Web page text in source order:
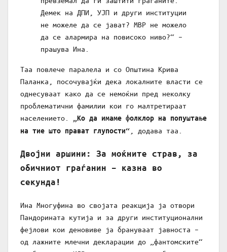
Демек на ДПИ, УЈП и други институции
не можеле да се јават? МВР не можело
да се алармира на повисоко ниво?“ –
прашува Ина.
Таа повлече паралела и со Општина Крива
Паланка, посочувајќи дека локалните власти се
однесуваат како да се немоќни пред неколку
проблематични фамилии кои го малтретираат
населението. „Ко да имаме фолклор на попуштање
на тие што прават глупости“ , додава таа.
Двојни аршини: За моќните страв, за
обичниот граѓанин – казна во
секунда!
Ина Многуфина во својата реакција ја отвори
Пандорината кутија и за други институционални
фејлови кои деновиве ја брануваат јавноста –
од лажните млечни декларации до „фантомските“